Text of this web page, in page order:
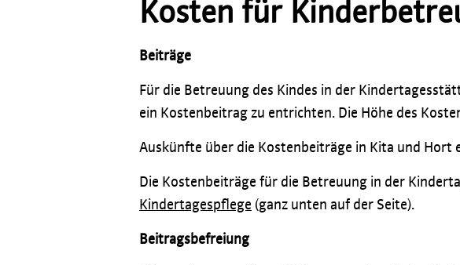
Kosten für
Beiträge
Für die Betreuung des Kindes in der
ein Kostenbeitrag zu entrichten. Die Höhe des
Auskünfte über die Kostenbeiträge in Kita und Hort
Die Kostenbeiträge für die Betreuung in der
Kindertagespflege (ganz unten auf der Seite).
Beitragsbefreiung